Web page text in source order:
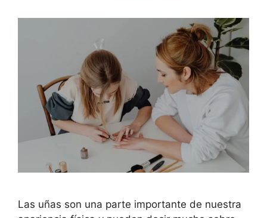
Las uñas son una parte importante de nuestra